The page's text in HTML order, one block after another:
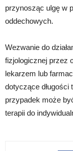
przynosząc ulgę w
oddechowych.
Wezwanie do
fizjologicznej przez
lekarzem lub
dotyczące długości
przypadek może
terapii do